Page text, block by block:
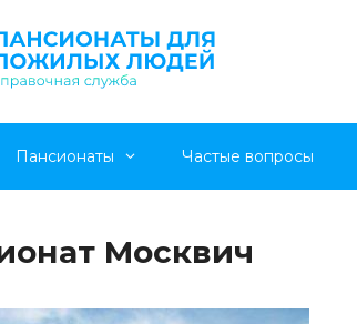
Пансионаты Частые вопросы
Москвич